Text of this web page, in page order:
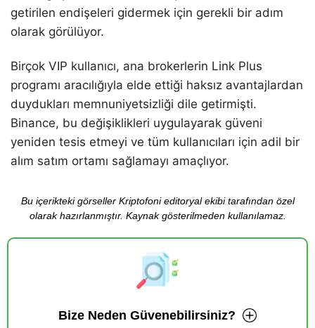
getirilen endişeleri gidermek için gerekli bir adım
olarak görülüyor.
Birçok VIP kullanıcı, ana brokerlerin Link Plus
programı aracılığıyla elde ettiği haksız avantajlardan
duydukları memnuniyetsizliği dile getirmişti.
Binance, bu değişiklikleri uygulayarak güveni
yeniden tesis etmeyi ve tüm kullanıcıları için adil bir
alım satım ortamı sağlamayı amaçlıyor.
Bu içerikteki görseller Kriptofoni editoryal ekibi tarafından özel
olarak hazırlanmıştır. Kaynak gösterilmeden kullanılamaz.
Bize Neden Güvenebilirsiniz?